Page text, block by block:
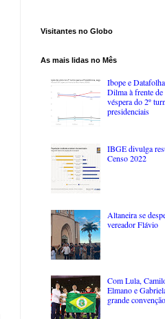
Visitantes no Globo
As mais lidas no Mês
Ibope e
Dilma à frente
véspera do 2º
presidenciais
IBGE divulga
Censo 2022
Altaneira se
vereador Flávio
Com Lula,
Elmano e
grande convenção